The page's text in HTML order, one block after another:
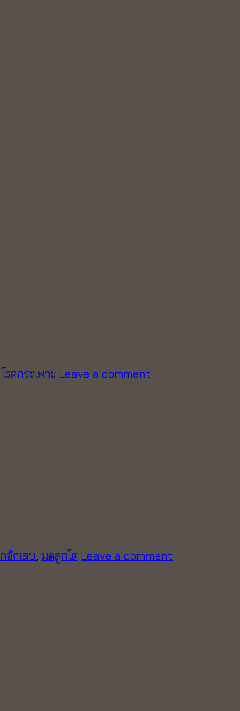
โรคกระเพาะ Leave a comment
อักเสบ, มดลูกโต Leave a comment